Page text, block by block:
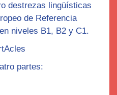
destrezas lingüísticas
de Referencia
niveles B1, B2 y C1.
partes: